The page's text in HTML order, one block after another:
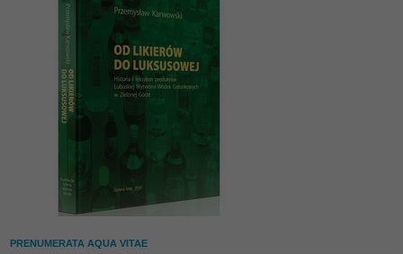
PRENUMERATA AQUA VITAE